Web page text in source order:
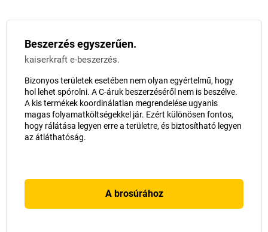
Beszerzés egyszerűen.
kaiserkraft e-beszerzés.
Bizonyos területek esetében nem olyan egyértelmű, hogy
hol lehet spórolni. A C-áruk beszerzéséről nem is beszélve.
A kis termékek koordinálatlan megrendelése ugyanis
magas folyamatköltségekkel jár. Ezért különösen fontos,
hogy rálátása legyen erre a területre, és biztosítható legyen
az átláthatóság.
A brosúrához